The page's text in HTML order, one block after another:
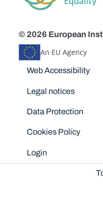
© 2026 European
An EU Agency
Disclaimers
Web Accessibility
Legal notices
Data Protection
Cookies Policy
Login